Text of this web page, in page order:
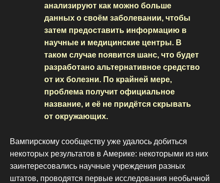
анализируют как можно больше
данных о своём заболевании, чтобы
затем предоставить информацию в
научные и медицинские центры. В
таком случае появится шанс, что будет
разработано альтернативное средство
от их болезни. По крайней мере,
проблема получит официальное
название, и её не придётся скрывать
от окружающих.
Вампирскому сообществу уже удалось добиться
некоторых результатов в Америке: некоторыми из них
заинтересовались научные учреждения разных
штатов, проводятся первые исследования необычной